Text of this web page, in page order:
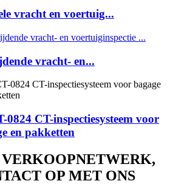
vracht en voertuig...
vracht- en...
0824 CT-inspectiesysteem voor
en pakketten
VERKOOPNETWERK,
OP MET ONS